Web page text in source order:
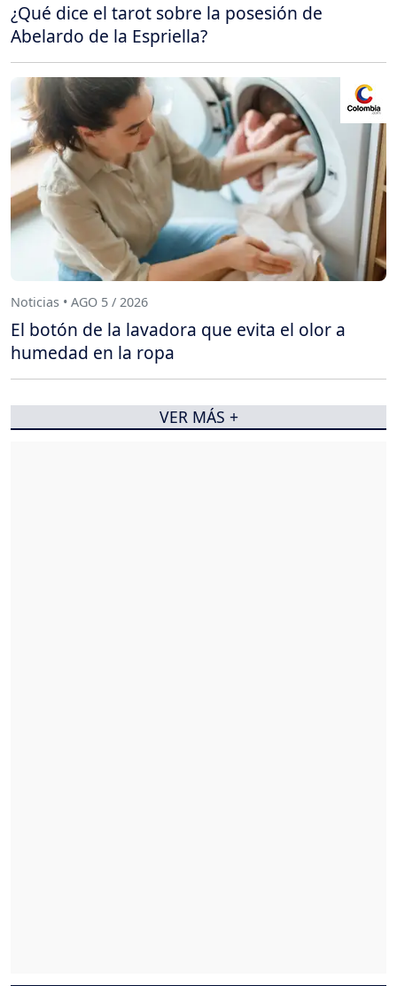
¿Qué dice el tarot sobre la posesión de
Abelardo de la Espriella?
Noticias • AGO 5 / 2026
El botón de la lavadora que evita el olor a
humedad en la ropa
VER MÁS +